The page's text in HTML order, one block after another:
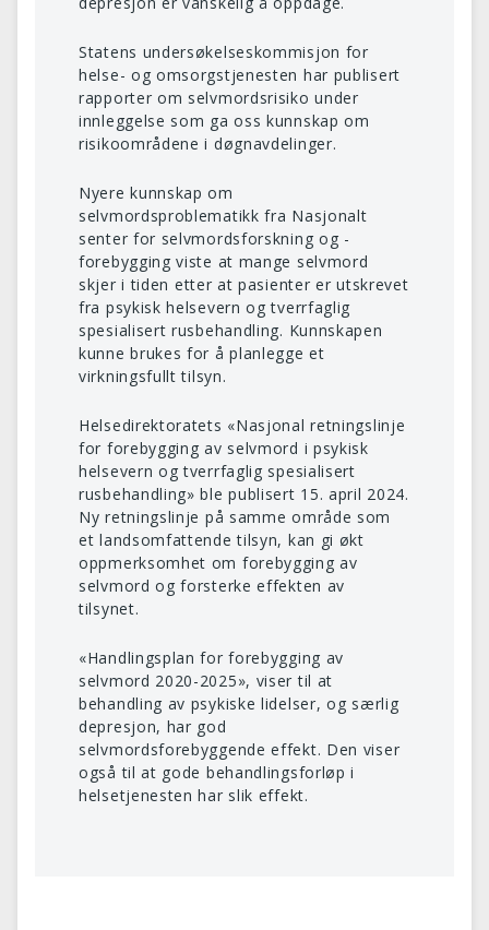
Statens undersøkelseskommisjon for
helse- og omsorgstjenesten har publisert
rapporter om selvmordsrisiko under
innleggelse som ga oss kunnskap om
risikoområdene i døgnavdelinger.
Nyere kunnskap om
selvmordsproblematikk fra Nasjonalt
senter for selvmordsforskning og -
forebygging viste at mange selvmord
skjer i tiden etter at pasienter er utskrevet
fra psykisk helsevern og tverrfaglig
spesialisert rusbehandling. Kunnskapen
kunne brukes for å planlegge et
virkningsfullt tilsyn.
Helsedirektoratets «Nasjonal retningslinje
for forebygging av selvmord i psykisk
helsevern og tverrfaglig spesialisert
rusbehandling» ble publisert 15. april 2024.
Ny retningslinje på samme område som
et landsomfattende tilsyn, kan gi økt
oppmerksomhet om forebygging av
selvmord og forsterke effekten av
tilsynet.
«Handlingsplan for forebygging av
selvmord 2020-2025», viser til at
behandling av psykiske lidelser, og særlig
depresjon, har god
selvmordsforebyggende effekt. Den viser
også til at gode behandlingsforløp i
helsetjenesten har slik effekt.